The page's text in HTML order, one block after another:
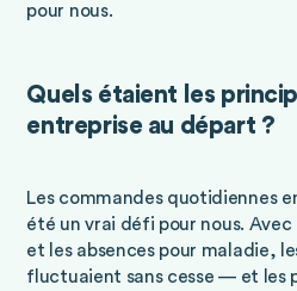
pour nous.
Quels étaient les
entreprise au départ ?
Les commandes quotidiennes
été un vrai défi pour nous.
et les absences pour maladie,
fluctuaient sans cesse — et les